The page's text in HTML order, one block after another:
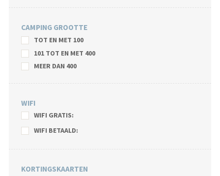
CAMPING GROOTTE
TOT EN MET 100
101 TOT EN MET 400
MEER DAN 400
WIFI
WIFI GRATIS:
WIFI BETAALD:
KORTINGSKAARTEN